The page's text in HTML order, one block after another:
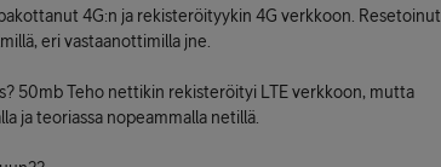
4G:n ja rekisteröityykin 4G verkkoon. Resetoinut
eri vastaanottimilla jne.
50mb Teho nettikin rekisteröityi LTE verkkoon, mutta
ja teoriassa nopeammalla netillä.